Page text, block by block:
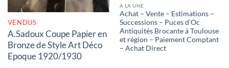
VENDUS
A.Sadoux Coupe Papier en
Bronze de Style Art Déco
Epoque 1920/1930
A LA UNE
Achat – Vente – Estimations –
Successions – Puces d’Oc
Antiquités Brocante à Toulouse
et région – Paiement Comptant
– Achat Direct